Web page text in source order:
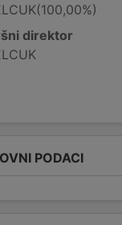
direktor
PODACI